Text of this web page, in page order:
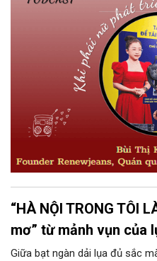
đáo. Đó là chị Bùi Thị Kim
Quán quân mùa 1 chương trình
“HÀ NỘI TRONG TÔI
mơ” từ mảnh vụn của
Giữa bạt ngàn dải lụa đủ sắc